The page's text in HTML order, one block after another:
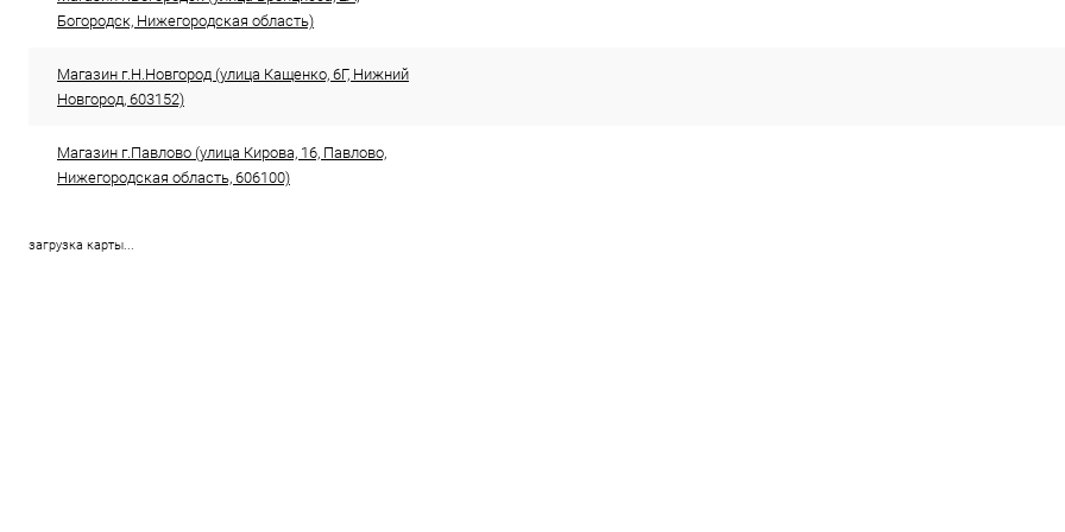
Богородск, Нижегородская область)
Магазин г.Н.Новгород (улица Кащенко, 6Г, Нижний
Новгород, 603152)
Магазин г.Павлово (улица Кирова, 16, Павлово,
Нижегородская область, 606100)
загрузка карты...